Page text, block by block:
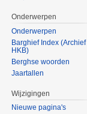
Onderwerpen
Onderwerpen
Barghief Index (Archief
HKB)
Berghse woorden
Jaartallen
Wijzigingen
Nieuwe pagina's